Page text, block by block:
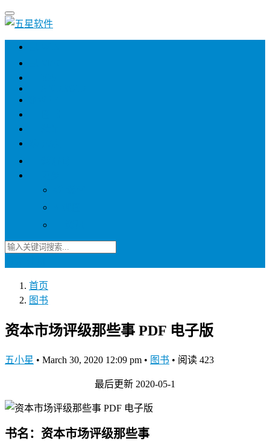
首页
图书
资本市场评级那些事 PDF 电子版
五小星 • March 30, 2020 12:09 pm • 图书 • 阅读 423
最后更新 2020-05-1
书名：资本市场评级那些事